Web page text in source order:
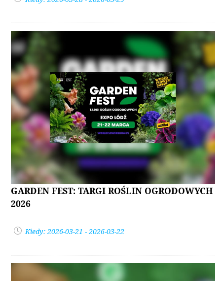
GARDEN FEST: TARGI ROŚLIN OGRODOWYCH
2026
Kiedy: 2026-03-21 - 2026-03-22